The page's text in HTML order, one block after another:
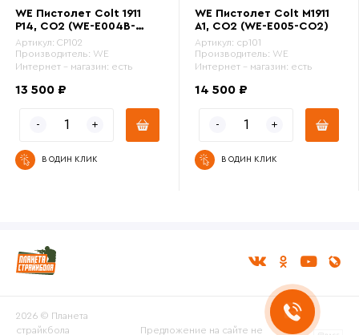
WE Пистолет Colt 1911
P14, CO2 (WE-E004B-
CO2)
Артикул: CP102
Производитель: WE
Интернет - магазин: есть
13 500 ₽
В ОДИН КЛИК
WE Пистолет Colt M1911
A1, CO2 (WE-E005-CO2)
Артикул: cp101
Производитель: WE
Интернет - магазин: есть
14 500 ₽
В ОДИН КЛИК
2026 © Планета
страйкбола
Предложение на сайте не